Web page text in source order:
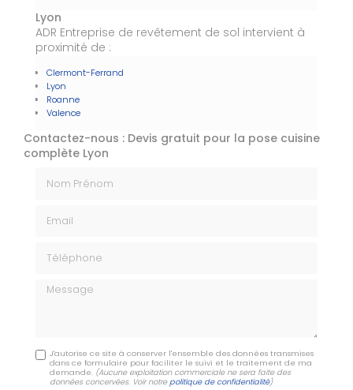
Lyon
ADR Entreprise de revêtement de sol intervient à
proximité de :
Clermont-Ferrand
Lyon
Roanne
Valence
Contactez-nous : Devis gratuit pour la pose cuisine
complète Lyon
Message
J'autorise ce site à conserver l'ensemble des données transmises
dans ce formulaire pour faciliter le suivi et le traitement de ma
demande. (Aucune exploitation commerciale ne sera faite des
données concervées. Voir notrepolitique de confidentialité)